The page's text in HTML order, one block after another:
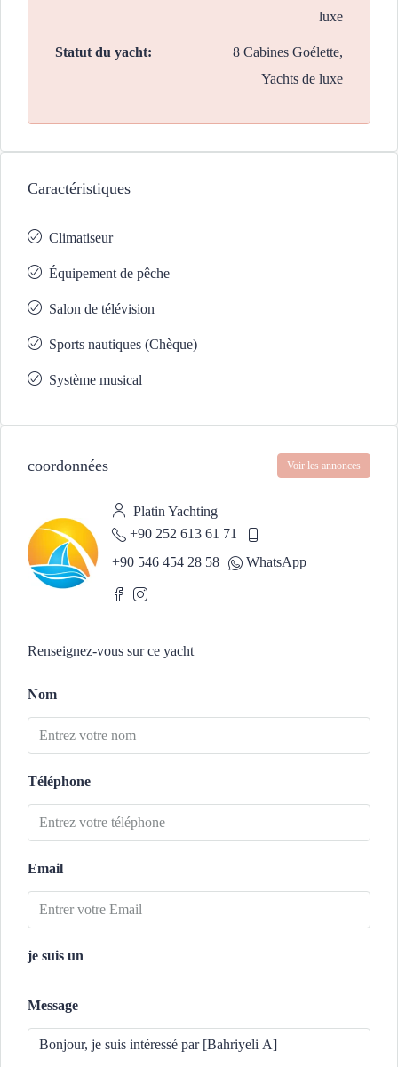
luxe
Statut du yacht:
8 Cabines Goélette,
Yachts de luxe
Caractéristiques
Climatiseur
Équipement de pêche
Salon de télévision
Sports nautiques (Chèque)
Système musical
coordonnées Voir les annonces
Platin Yachting
+90 252 613 61 71
+90 546 454 28 58
WhatsApp
Renseignez-vous sur ce yacht
Nom
Téléphone
Email
je suis un
Message